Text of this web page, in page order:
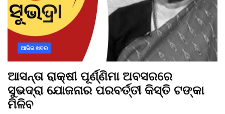
ଆଜିର ଖବର
ଆସନ୍ତା ରାକ୍ଷୀ ପୂର୍ଣ୍ଣିମା ଅବସରରେ
ସୁଭଦ୍ରା ଯୋଜନାର ପରବର୍ତ୍ତୀ କିସ୍ତି ଟଙ୍କା
ମିଳିବ